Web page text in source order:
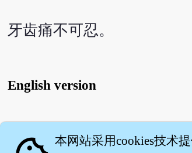
牙齿痛不可忍。
English version
本网站采用cookies技术